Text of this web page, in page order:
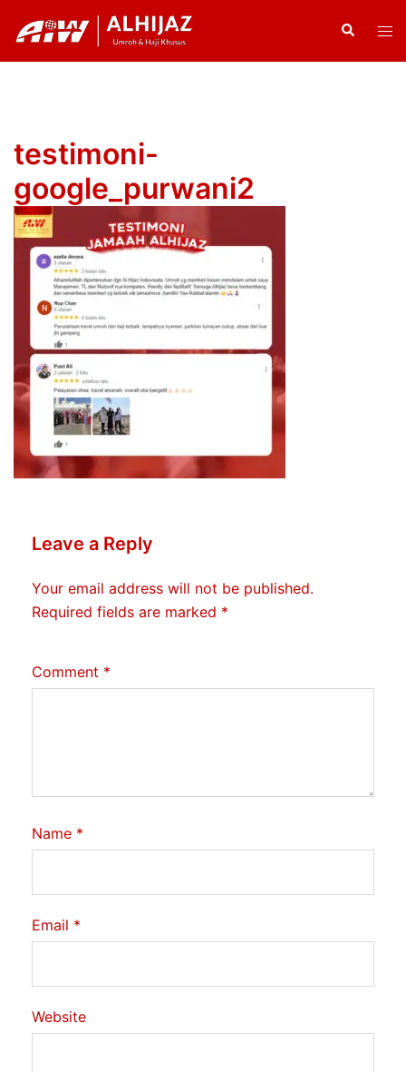
content
Search
testimoni-
google_purwani2
Leave a Reply
Your email address will not be published.
Required fields are marked *
Comment *
Name *
Email *
Website